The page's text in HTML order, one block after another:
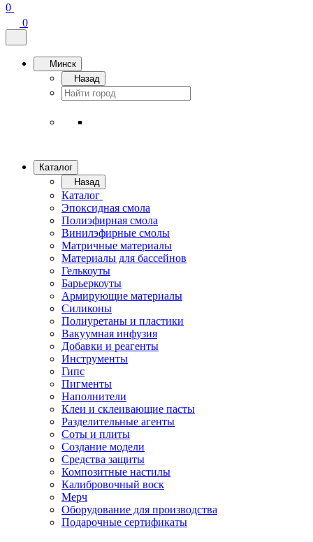
0
0
Минск
Назад
Каталог
Назад
Каталог
Эпоксидная смола
Полиэфирная смола
Винилэфирные смолы
Матричные материалы
Материалы для бассейнов
Гелькоуты
Барьеркоуты
Армирующие материалы
Силиконы
Полиуретаны и пластики
Вакуумная инфузия
Добавки и реагенты
Инструменты
Гипс
Пигменты
Наполнители
Клеи и склеивающие пасты
Разделительные агенты
Соты и плиты
Создание модели
Средства защиты
Композитные настилы
Калибровочный воск
Мерч
Оборудование для производства
Подарочные сертификаты